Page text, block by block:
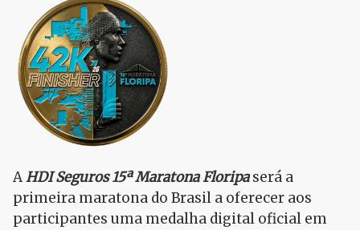
AHDI Seguros 15ª Maratona Floripaserá a
primeira maratona do Brasil a oferecer aos
participantes uma medalha digital oficial em